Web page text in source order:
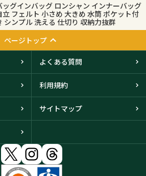
ッグインバッグ ロンシャン インナーバッグ
立 フェルト 小さめ 大きめ 水筒 ポケット付
シンプル 洗える 仕切り 収納力抜群
ページトップ
よくある質問
利用規約
サイトマップ